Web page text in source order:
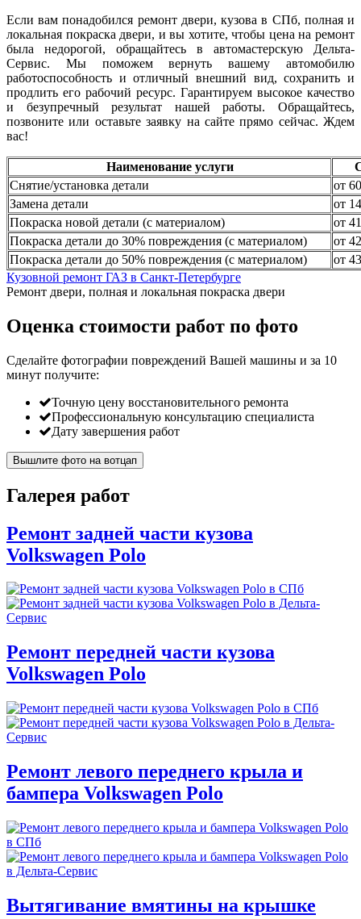
Если вам понадобился ремонт двери, кузова в СПб, полная и
локальная покраска двери, и вы хотите, чтобы цена на ремонт
была недорогой, обращайтесь в автомастерскую Дельта-
Сервис. Мы поможем вернуть вашему автомобилю
работоспособность и отличный внешний вид, сохранить и
продлить его рабочий ресурс. Гарантируем высокое качество
и безупречный результат нашей работы. Обращайтесь,
позвоните или оставьте заявку на сайте прямо сейчас. Ждем
вас!
Наименование услуги
Снятие/установка детали
от
Замена детали
от
Покраска новой детали (с материалом)
от
Покраска детали до 30% повреждения (с материалом)
от
Покраска детали до 50% повреждения (с материалом)
от
Кузовной ремонт ГАЗ в Санкт-Петербурге
Ремонт двери, полная и локальная покраска двери
Оценка стоимости работ по фото
Сделайте фотографии повреждений Вашей машины и за 10
минут получите:
Точную цену восстановительного ремонта
Профессиональную консультацию специалиста
Дату завершения работ
Вышлите фото на вотцап
Галерея работ
Ремонт задней части кузова
Volkswagen Polo
Ремонт передней части кузова
Volkswagen Polo
Ремонт левого переднего крыла и
бампера Volkswagen Polo
Вытягивание вмятины на крышке